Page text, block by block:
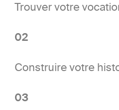
Trouver votre
02
Construire votre
03